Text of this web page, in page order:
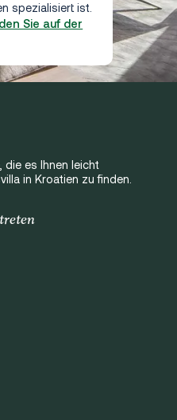
spezialisiert ist.
Sie auf der
die es Ihnen leicht
in Kroatien zu finden.